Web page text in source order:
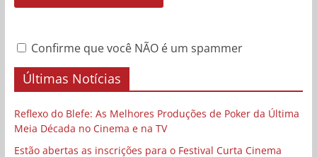
Confirme que você NÃO é um spammer
Últimas Notícias
Reflexo do Blefe: As Melhores Produções de Poker da Última
Meia Década no Cinema e na TV
Estão abertas as inscrições para o Festival Curta Cinema